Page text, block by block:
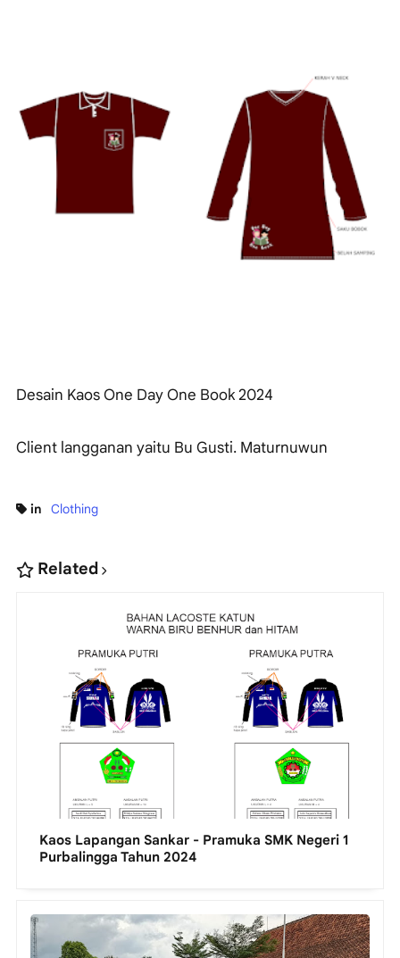
Desain Kaos One Day One Book 2024
Client langganan yaitu Bu Gusti. Maturnuwun
in Clothing
Related
Kaos Lapangan Sankar - Pramuka SMK Negeri 1
Purbalingga Tahun 2024